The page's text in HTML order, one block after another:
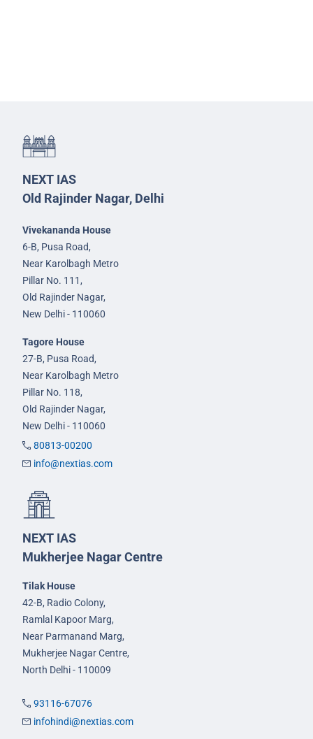
NEXT IAS
Old Rajinder Nagar, Delhi
Vivekananda House
6-B, Pusa Road,
Near Karolbagh Metro
Pillar No. 111,
Old Rajinder Nagar,
New Delhi - 110060
Tagore House
27-B, Pusa Road,
Near Karolbagh Metro
Pillar No. 118,
Old Rajinder Nagar,
New Delhi - 110060
80813-00200
info@nextias.com
NEXT IAS
Mukherjee Nagar Centre
Tilak House
42-B, Radio Colony,
Ramlal Kapoor Marg,
Near Parmanand Marg,
Mukherjee Nagar Centre,
North Delhi - 110009
93116-67076
infohindi@nextias.com